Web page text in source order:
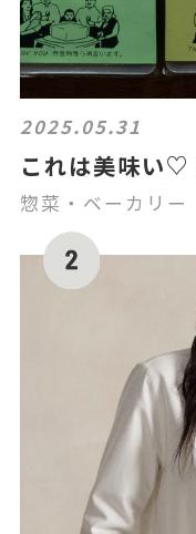
2025.05.31
惣菜・ベーカリー